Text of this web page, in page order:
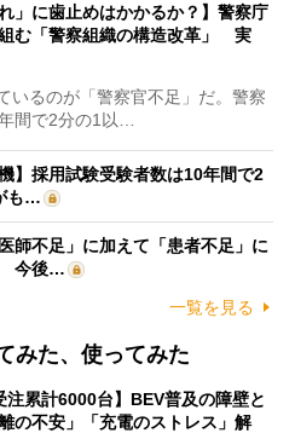
」に歯止めはかかるか？】警察庁
む「警察組織の構造改革」 実
るのが「警察官不足」だ。警察
間で2分の1以…
】採用試験受験者数は10年間で2
も…
師不足」に加えて「患者不足」に
今後…
一覧を見る
みた、使ってみた
注累計6000台】BEV普及の障壁と
の不安」「充電のストレス」解